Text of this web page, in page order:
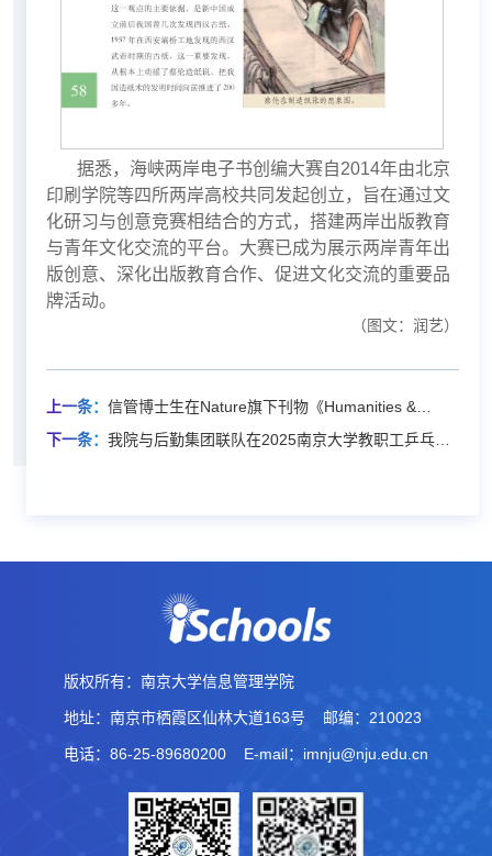
据悉，海峡两岸电子书创编大赛自2014年由北京
印刷学院等四所两岸高校共同发起创立，旨在通过文
化研习与创意竞赛相结合的方式，搭建两岸出版教育
与青年文化交流的平台。大赛已成为展示两岸青年出
版创意、深化出版教育合作、促进文化交流的重要品
牌活动。
（图文：润艺）
上一条： 信管博士生在Nature旗下刊物《Humanities &
Social SciencesCommunications》发文
下一条： 我院与后勤集团联队在2025南京大学教职工乒乓球
版权所有：南京大学信息管理学院
地址：南京市栖霞区仙林大道163号 邮编：210023
电话：86-25-89680200 E-mail：imnju@nju.edu.cn